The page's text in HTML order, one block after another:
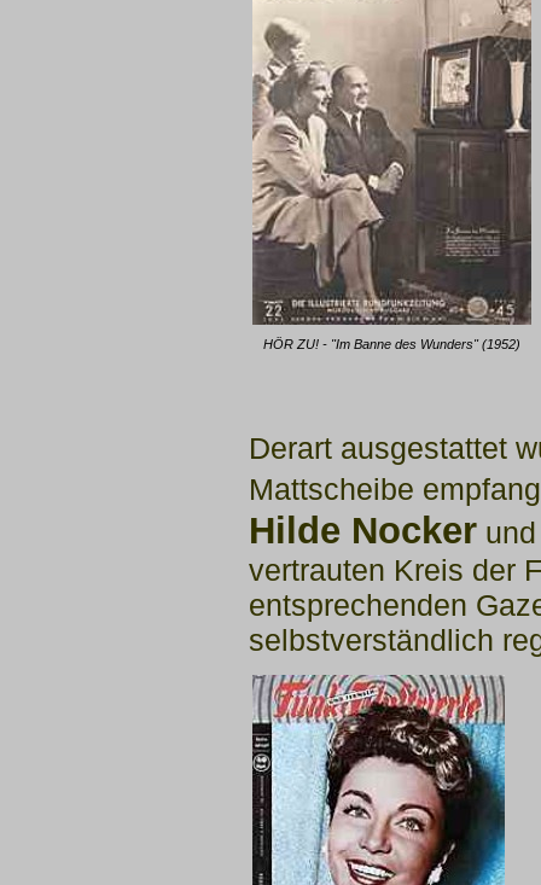
HÖR ZU! - "Im Banne des Wunders" (1952)
Derart ausgestattet
Mattscheibe
Hilde Nocker
vertrauten Kreis der
entsprechenden
selbstverständlich